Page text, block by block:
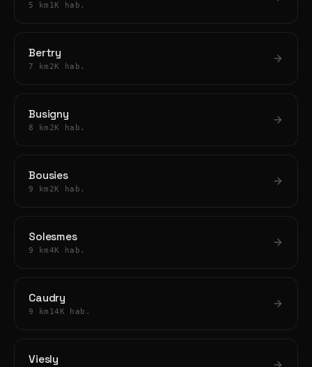
5 km 1K hab.
Bertry
7 km 2K hab.
Busigny
8 km 2K hab.
Bousies
9 km 2K hab.
Solesmes
9 km4K hab.
Caudry
9 km 14K hab.
Viesly